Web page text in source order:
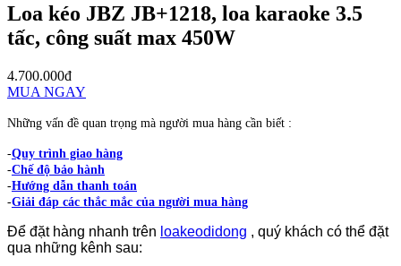
Loa kéo JBZ JB+1218, loa karaoke 3.5
tấc, công suất max 450W
4.700.000đ
MUA NGAY
Những vấn đề quan trọng mà người mua hàng cần biết :
-Quy trình giao hàng
-Chế độ bảo hành
-Hướng dẫn thanh toán
-Giải đáp các thắc mắc của người mua hàng
Để đặt hàng nhanh trên loakeodidong , quý khách có thể đặt
qua những kênh sau: